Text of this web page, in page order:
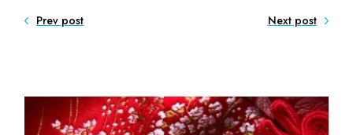
Prev post Next post